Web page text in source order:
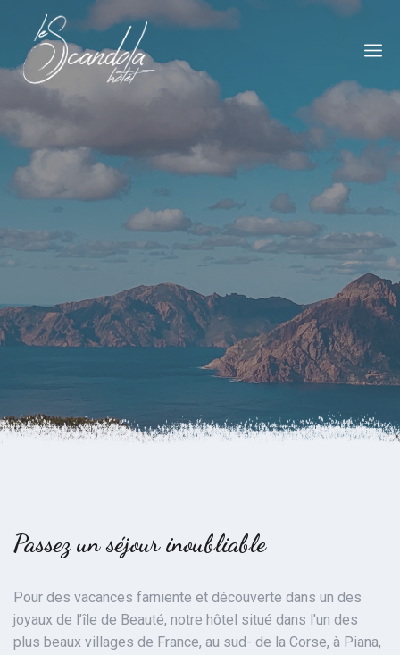
Hôtel Restaurant
Le Scandola À Piana
Contactez-Nous
Passez un séjour inoubliable
Pour des vacances farniente et découverte dans un des
joyaux de l’île de Beauté, notre hôtel situé dans l'un des
plus beaux villages de France, au sud- de la Corse, à Piana,